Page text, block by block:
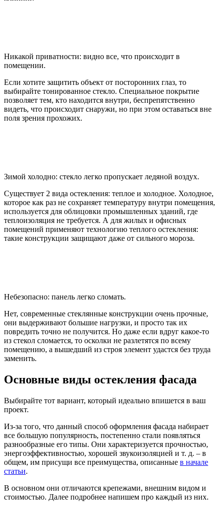
Никакой приватности: видно все, что происходит в
помещении.
Если хотите защитить объект от посторонних глаз, то
выбирайте тонированное стекло. Специальное покрытие
позволяет тем, кто находится внутри, беспрепятственно
видеть, что происходит снаружи, но при этом оставаться вне
поля зрения прохожих.
Зимой холодно: стекло легко пропускает ледяной воздух.
Существует 2 вида остекления: теплое и холодное. Холодное,
которое как раз не сохраняет температуру внутри помещения,
используется для облицовки промышленных зданий, где
теплоизоляция не требуется. А для жилых и офисных
помещений применяют технологию теплого остекления:
такие конструкции защищают даже от сильного мороза.
Небезопасно: панель легко сломать.
Нет, современные стеклянные конструкции очень прочные,
они выдерживают большие нагрузки, и просто так их
повредить точно не получится. Но даже если вдруг какое-то
из стекол сломается, то осколки не разлетятся по всему
помещению, а вышедший из строя элемент удастся без труда
заменить.
Основные виды остекления фасада
Выбирайте тот вариант, который идеально впишется в ваш
проект.
Из-за того, что данный способ оформления фасада набирает
все большую популярность, постепенно стали появляться
разнообразные его типы. Они характеризуется прочностью,
энергоэффективностью, хорошей звукоизоляцией и т. д. – в
общем, им присущи все преимущества, описанные в начале
статьи.
В основном они отличаются крепежами, внешним видом и
стоимостью. Далее подробнее напишем про каждый из них.